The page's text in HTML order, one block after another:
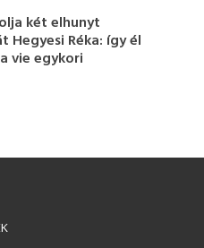
két elhunyt
Hegyesi Réka: így él
vie egykori